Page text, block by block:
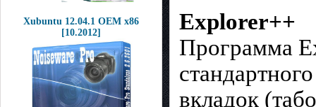
Xubuntu 12.04.1 OEM x86
[10.2012]
Explorer++
Программа
вкладок